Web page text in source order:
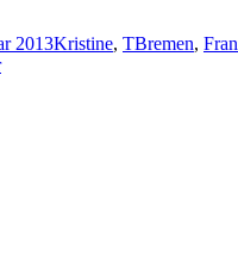
2013Kristine, TBremen,
zu